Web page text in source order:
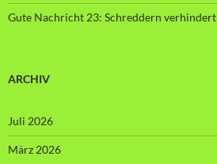
Gute Nachricht 23: Schreddern verhindert
ARCHIV
Juli 2026
März 2026